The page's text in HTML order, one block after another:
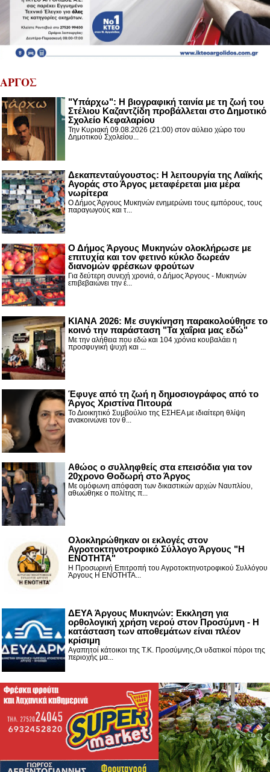
ΑΡΓΟΣ
"Υπάρχω": Η βιογραφική ταινία με τη ζωή του
Στέλιου Καζαντζίδη προβάλλεται στο Δημοτικό
Σχολείο Κεφαλαρίου
Την Κυριακή 09.08.2026 (21:00) στον αύλειο χώρο του
Δημοτικού Σχολείου...
Δεκαπενταύγουστος: H λειτουργία της Λαϊκής
Αγοράς στο Άργος μεταφέρεται μια μέρα
νωρίτερα
Ο Δήμος Άργους Μυκηνών ενημερώνει τους εμπόρους, τους
παραγωγούς και τ...
Ο Δήμος Άργους Μυκηνών ολοκλήρωσε με
επιτυχία και τον φετινό κύκλο δωρεάν
διανομών φρέσκων φρούτων
Για δεύτερη συνεχή χρονιά, ο Δήμος Άργους - Μυκηνών
επιβεβαιώνει την έ...
ΚΙΑΝΑ 2026: Με συγκίνηση παρακολούθησε το
κοινό την παράσταση "Τα χαΐρια μας εδώ"
Με την αλήθεια που εδώ και 104 χρόνια κουβαλάει η
προσφυγική ψυχή και ...
Έφυγε από τη ζωή η δημοσιογράφος από το
Άργος Χριστίνα Πιτουρά
Το Διοικητικό Συμβούλιο της ΕΣΗΕΑ με ιδιαίτερη θλίψη
ανακοινώνει τον θ...
Αθώος ο συλληφθείς στα επεισόδια για τον
20χρονο Θοδωρή στο Άργος
Με ομόφωνη απόφαση των δικαστικών αρχών Ναυπλίου,
αθωώθηκε ο πολίτης π...
Ολοκληρώθηκαν οι εκλογές στον
Αγροτοκτηνοτροφικό Σύλλογο Άργους "Η
ΕΝΟΤΗΤΑ"
Η Προσωρινή Επιτροπή του Αγροτοκτηνοτροφικού Συλλόγου
Άργους Η ΕΝΟΤΗΤΑ...
ΔΕΥΑ Άργους Μυκηνών: Εκκληση για
ορθολογική χρήση νερού στον Προσύμνη - Η
κατάσταση των αποθεμάτων είναι πλέον
κρίσιμη
Αγαπητοί κάτοικοι της Τ.Κ. Προσύμνης,Οι υδατικοί πόροι της
περιοχής μα...